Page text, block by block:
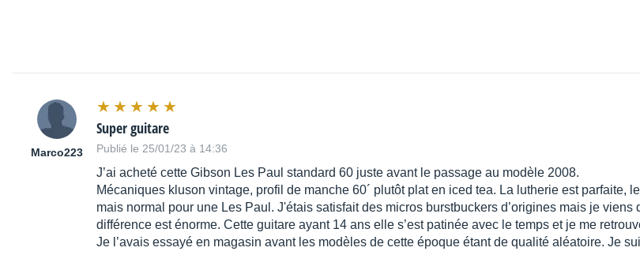
Marco223
Super guitare
Publié le 25/01/23 à 14:36
J’ai acheté cette Gibson Les Paul standard 60 juste avant le passage au modèle 2008.
Mécaniques kluson vintage, profil de manche 60´ plutôt plat en iced tea. La lutherie est parfaite,
mais normal pour une Les Paul. J'étais satisfait des micros burstbuckers d’origines mais je viens
différence est énorme. Cette guitare ayant 14 ans elle s’est patinée avec le temps et je me
Je l’avais essayé en magasin avant les modèles de cette époque étant de qualité aléatoire. Je